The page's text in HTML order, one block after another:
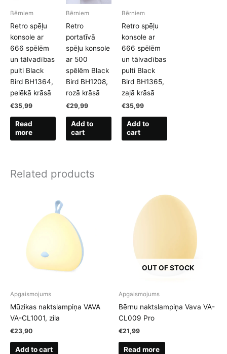
Bērniem
Retro spēļu
konsole ar
666 spēlēm
un tālvadības
pulti Black
Bird BH1364,
pelēkā krāsā
€35,99
Read
more
Bērniem
Retro
portatīvā
spēļu konsole
ar 500
spēlēm Black
Bird BH1208,
rozā krāsā
€29,99
Add to
cart
Bērniem
Retro spēļu
konsole ar
666 spēlēm
un tālvadības
pulti Black
Bird BH1365,
zaļā krāsā
€35,99
Add to
cart
Related products
Apgaismojums
Mūzikas naktslampiņa VAVA
VA-CL1001, zila
€23,90
Add to cart
OUT OF STOCK
Apgaismojums
Bērnu naktslampiņa Vava VA-
CL009 Pro
€21,99
Read more